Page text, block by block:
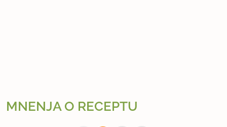
MNENJA O RECEPTU